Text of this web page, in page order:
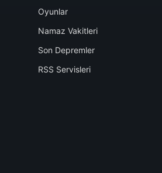
Oyunlar
Namaz Vakitleri
Son Depremler
RSS Servisleri